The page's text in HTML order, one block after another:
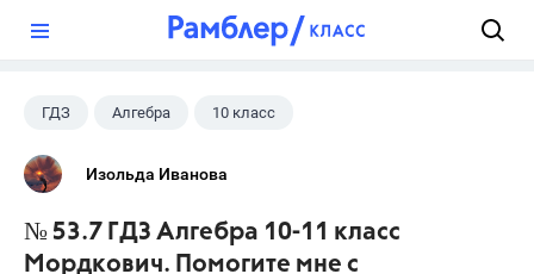
ГДЗ Алгебра 10 класс
11 класс
Изольда Иванова
№ 53.7 ГДЗ Алгебра 10-11 класс
Мордкович. Помогите мне с